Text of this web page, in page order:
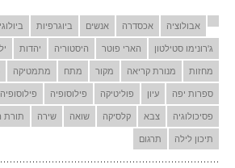
אבולוציה אכסדרה אנשים ביוגרפיות
ג'רונימו סטילטון הארי פוטר היסטוריה יהדות
מחזות מנורת קריאה מקור מתח מתמטיקה
ספרות יפה עיון פוליטיקה פילוסופיה
פסיכולוגיה צבא קלסיקה שואה שירה תורת
תיכון לילה תרגום